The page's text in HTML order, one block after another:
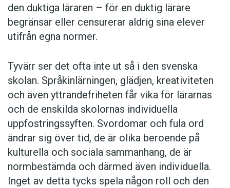
den duktiga läraren – för en duktig lärare
begränsar eller censurerar aldrig sina elever
utifrån egna normer.
Tyvärr ser det ofta inte ut så i den svenska
skolan. Språkinlärningen, glädjen, kreativiteten
och även yttrandefriheten får vika för lärarnas
och de enskilda skolornas individuella
uppfostringssyften. Svordomar och fula ord
ändrar sig över tid, de är olika beroende på
kulturella och sociala sammanhang, de är
normbestämda och därmed även individuella.
Inget av detta tycks spela någon roll och den